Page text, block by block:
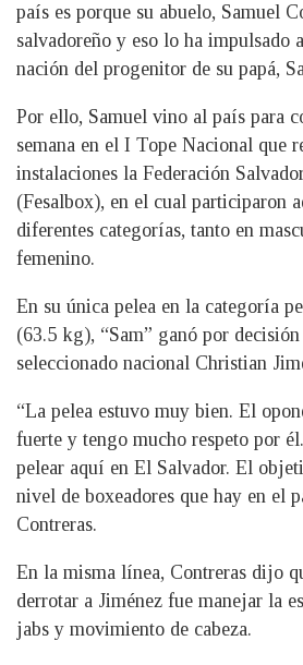
país es porque su abuelo, Samuel
salvadoreño y eso lo ha impulsado
nación del progenitor de su papá,
Por ello, Samuel vino al país para
semana en el I Tope Nacional que
instalaciones la Federación
(Fesalbox), en el cual participaron
diferentes categorías, tanto en
femenino.
En su única pelea en la categoría
(63.5 kg), “Sam” ganó por
seleccionado nacional Christian
“La pelea estuvo muy bien. El
fuerte y tengo mucho respeto por
pelear aquí en El Salvador. El
nivel de boxeadores que hay en el
Contreras.
En la misma línea, Contreras dijo
derrotar a Jiménez fue manejar la
jabs y movimiento de cabeza.